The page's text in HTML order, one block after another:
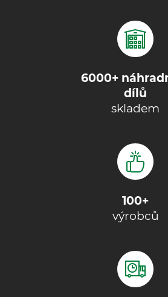
6000+
dílů
skladem
100+
výrobců